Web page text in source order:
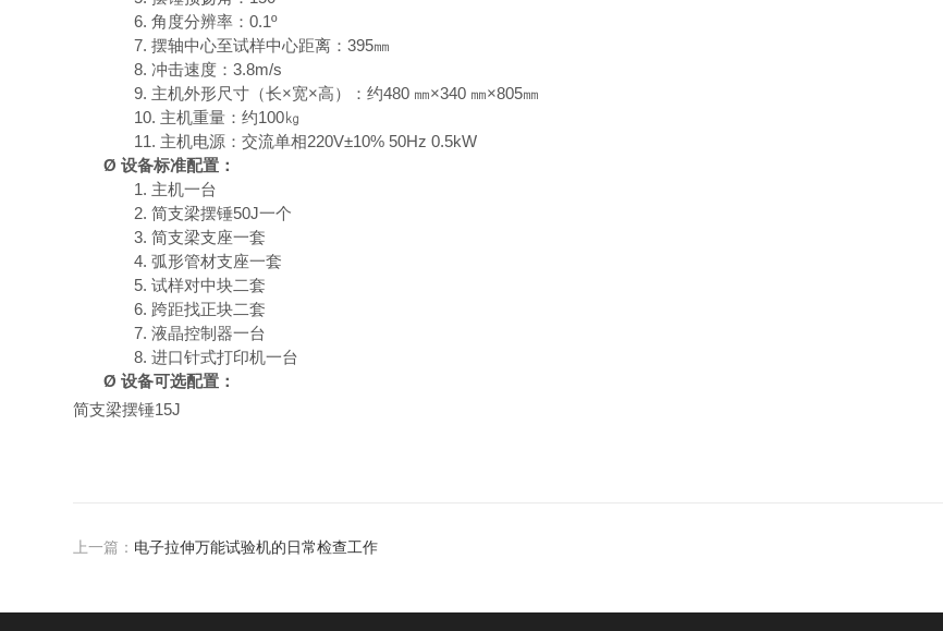
6.角度分辨率：0.1º
7.摆轴中心至试样中心距离：395㎜
8.冲击速度：3.8m/s
9. 主机外形尺寸（长×宽×高）：约480 ㎜×340 ㎜×805㎜
10. 主机重量：约100㎏
11. 主机电源：交流单相220V±10% 50Hz 0.5kW
Ø设备标准配置：
1. 主机一台
2.简支梁摆锤50J一个
3.简支梁支座一套
4.弧形管材支座一套
5.试样对中块二套
6. 跨距找正块二套
7.液晶控制器一台
8.进口针式打印机一台
Ø设备可选配置：
简支梁摆锤15J
上一篇： 电子拉伸万能试验机的日常检查工作